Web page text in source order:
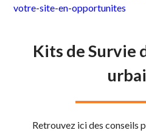
votre-site-en-opportunites
Kits de Survie
Retrouvez ici des conseils